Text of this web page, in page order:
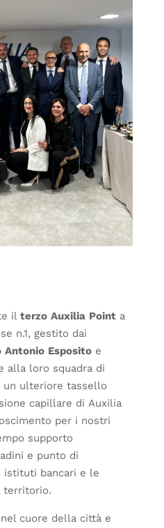
il terzo Auxilia Pointa
n.1, gestito dai
Antonio Espositoe
alla loro squadra di
un ulteriore tassello
capillare di Auxilia
per i nostri
supporto
e punto di
bancari e le
territorio.
cuore della città e